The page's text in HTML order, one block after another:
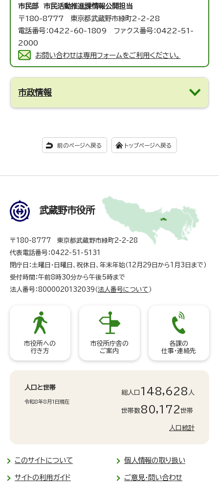
市民部 市民活動推進課情報公開担当
〒180-8777 東京都武蔵野市緑町2-2-28
電話番号：0422-60-1809 ファクス番号：0422-51-
2000
お問い合わせは専用フォームをご利用ください。
市政情報
前のページへ戻る トップページへ戻る
武蔵野市役所
〒180-8777 東京都武蔵野市緑町2-2-28
代表電話番号：0422-51-5131
閉庁日：土曜日・日曜日、祝休日、年末年始（12月29日から1月3日まで）
受付時間：午前8時30分から午後5時まで
法人番号：8000020132039（ 法人番号について ）
市役所への
行き方
市役所庁舎の
ご案内
各課の
仕事・連絡先
人口と世帯
令和8年8月1日現在
総人口 148,628 人
世帯数80,172世帯
人口統計
このサイトについて 個人情報の取り扱い
サイトの利用ガイド ご意見・問い合わせ